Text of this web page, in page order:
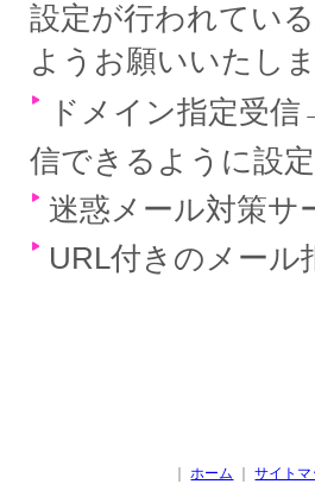
設定が行われてい
ようお願いいたしま
ドメイン指定受
信できるように設
迷惑メール対策サ
URL付きのメール
｜ホーム ｜サイトマ